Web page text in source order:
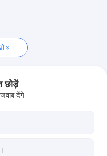
छोड़ें
देंगे